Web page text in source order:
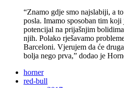
“Znamo gdje smo najslabiji, a
posla. Imamo sposoban tim koji
potencijal na prijašnjim
njih. Polako rješavamo
Barceloni. Vjerujem da će
bolja nego prva,” dodao je
horner
red-bull